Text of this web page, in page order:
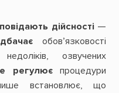
дійсності—
обов’язковості
озвучених
регулюєпроцедури
встановлює, що